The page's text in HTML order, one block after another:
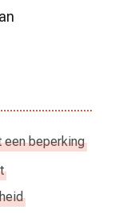
een beperking